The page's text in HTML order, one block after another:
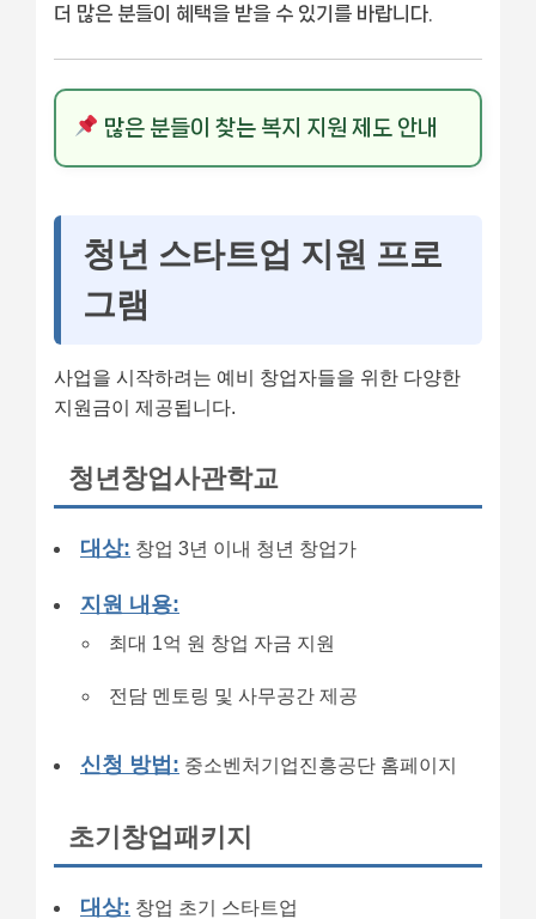
더 많은 분들이 혜택을 받을 수 있기를 바랍니다.
많은 분들이 찾는 복지 지원 제도 안내
청년 스타트업 지원 프로
그램
사업을 시작하려는 예비 창업자들을 위한 다양한
지원금이 제공됩니다.
청년창업사관학교
대상: 창업 3년 이내 청년 창업가
지원 내용:
최대 1억 원 창업 자금 지원
전담 멘토링 및 사무공간 제공
신청 방법: 중소벤처기업진흥공단 홈페이지
초기창업패키지
대상: 창업 초기 스타트업